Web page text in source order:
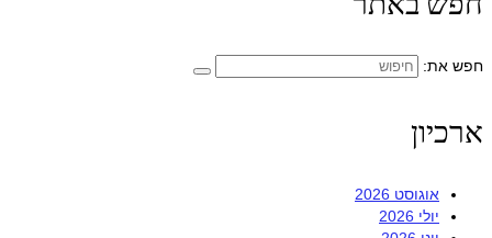
חפש את:
ארכיון
אוגוסט 2026
יולי 2026